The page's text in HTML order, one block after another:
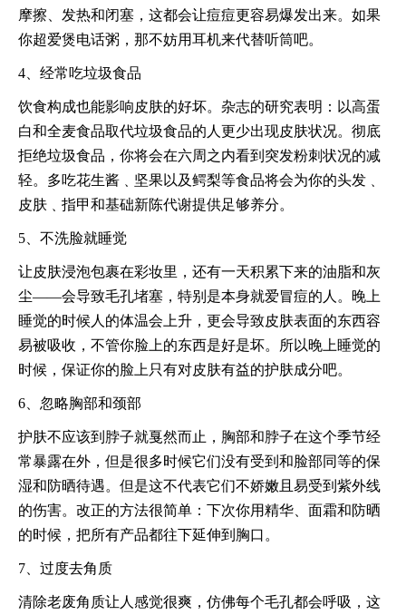
摩擦、发热和闭塞，这都会让痘痘更容易爆发出来。如果
你超爱煲电话粥，那不妨用耳机来代替听筒吧。
4、经常吃垃圾食品
饮食构成也能影响皮肤的好坏。杂志的研究表明：以高蛋
白和全麦食品取代垃圾食品的人更少出现皮肤状况。彻底
拒绝垃圾食品，你将会在六周之内看到突发粉刺状况的减
轻。多吃花生酱﹑坚果以及鳄梨等食品将会为你的头发﹑
皮肤﹑指甲和基础新陈代谢提供足够养分。
5、不洗脸就睡觉
让皮肤浸泡包裹在彩妆里，还有一天积累下来的油脂和灰
尘——会导致毛孔堵塞，特别是本身就爱冒痘的人。晚上
睡觉的时候人的体温会上升，更会导致皮肤表面的东西容
易被吸收，不管你脸上的东西是好是坏。所以晚上睡觉的
时候，保证你的脸上只有对皮肤有益的护肤成分吧。
6、忽略胸部和颈部
护肤不应该到脖子就戛然而止，胸部和脖子在这个季节经
常暴露在外，但是很多时候它们没有受到和脸部同等的保
湿和防晒待遇。但是这不代表它们不娇嫩且易受到紫外线
的伤害。改正的方法很简单：下次你用精华、面霜和防晒
的时候，把所有产品都往下延伸到胸口。
7、过度去角质
清除老废角质让人感觉很爽，仿佛每个毛孔都会呼吸，这